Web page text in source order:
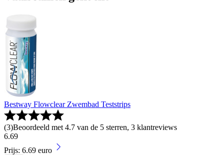
Bestway Flowclear Zwembad Teststrips
(3)Beoordeeld met 4.7 van de 5 sterren, 3 klantreviews
6.69
Prijs: 6.69 euro